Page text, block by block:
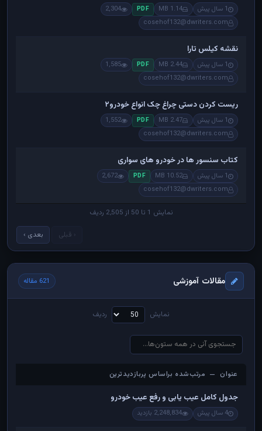
1 سال پیش 1.14 MB
PDF
2,304
cosehof132@dwriters.com
نقشه کیلس تارا
1 سال پیش 2.44 MB
PDF
1,585
cosehof132@dwriters.com
ریست کردن دستی چراغ چک انواع خودرو۲
1 سال پیش 2.47 MB
PDF
1,552
cosehof132@dwriters.com
کتاب سنسور ها در خودرو های سواری
1 سال پیش 10.52 MB
PDF
2,672
cosehof132@dwriters.com
نمایش 1 تا 50 از 2,505 ردیف
‹ قبلی بعدی ›
مقالات آموزشی 621 مقاله
نمایش ردیف
عنوان — مرتب‌شده براساس پربازدیدترین
عنوان — مرتب‌شده براساس پربازدیدترین
جدول کامل عیب یابی و رفع عیب خودرو
4 سال پیش 2,248,834 بازدید